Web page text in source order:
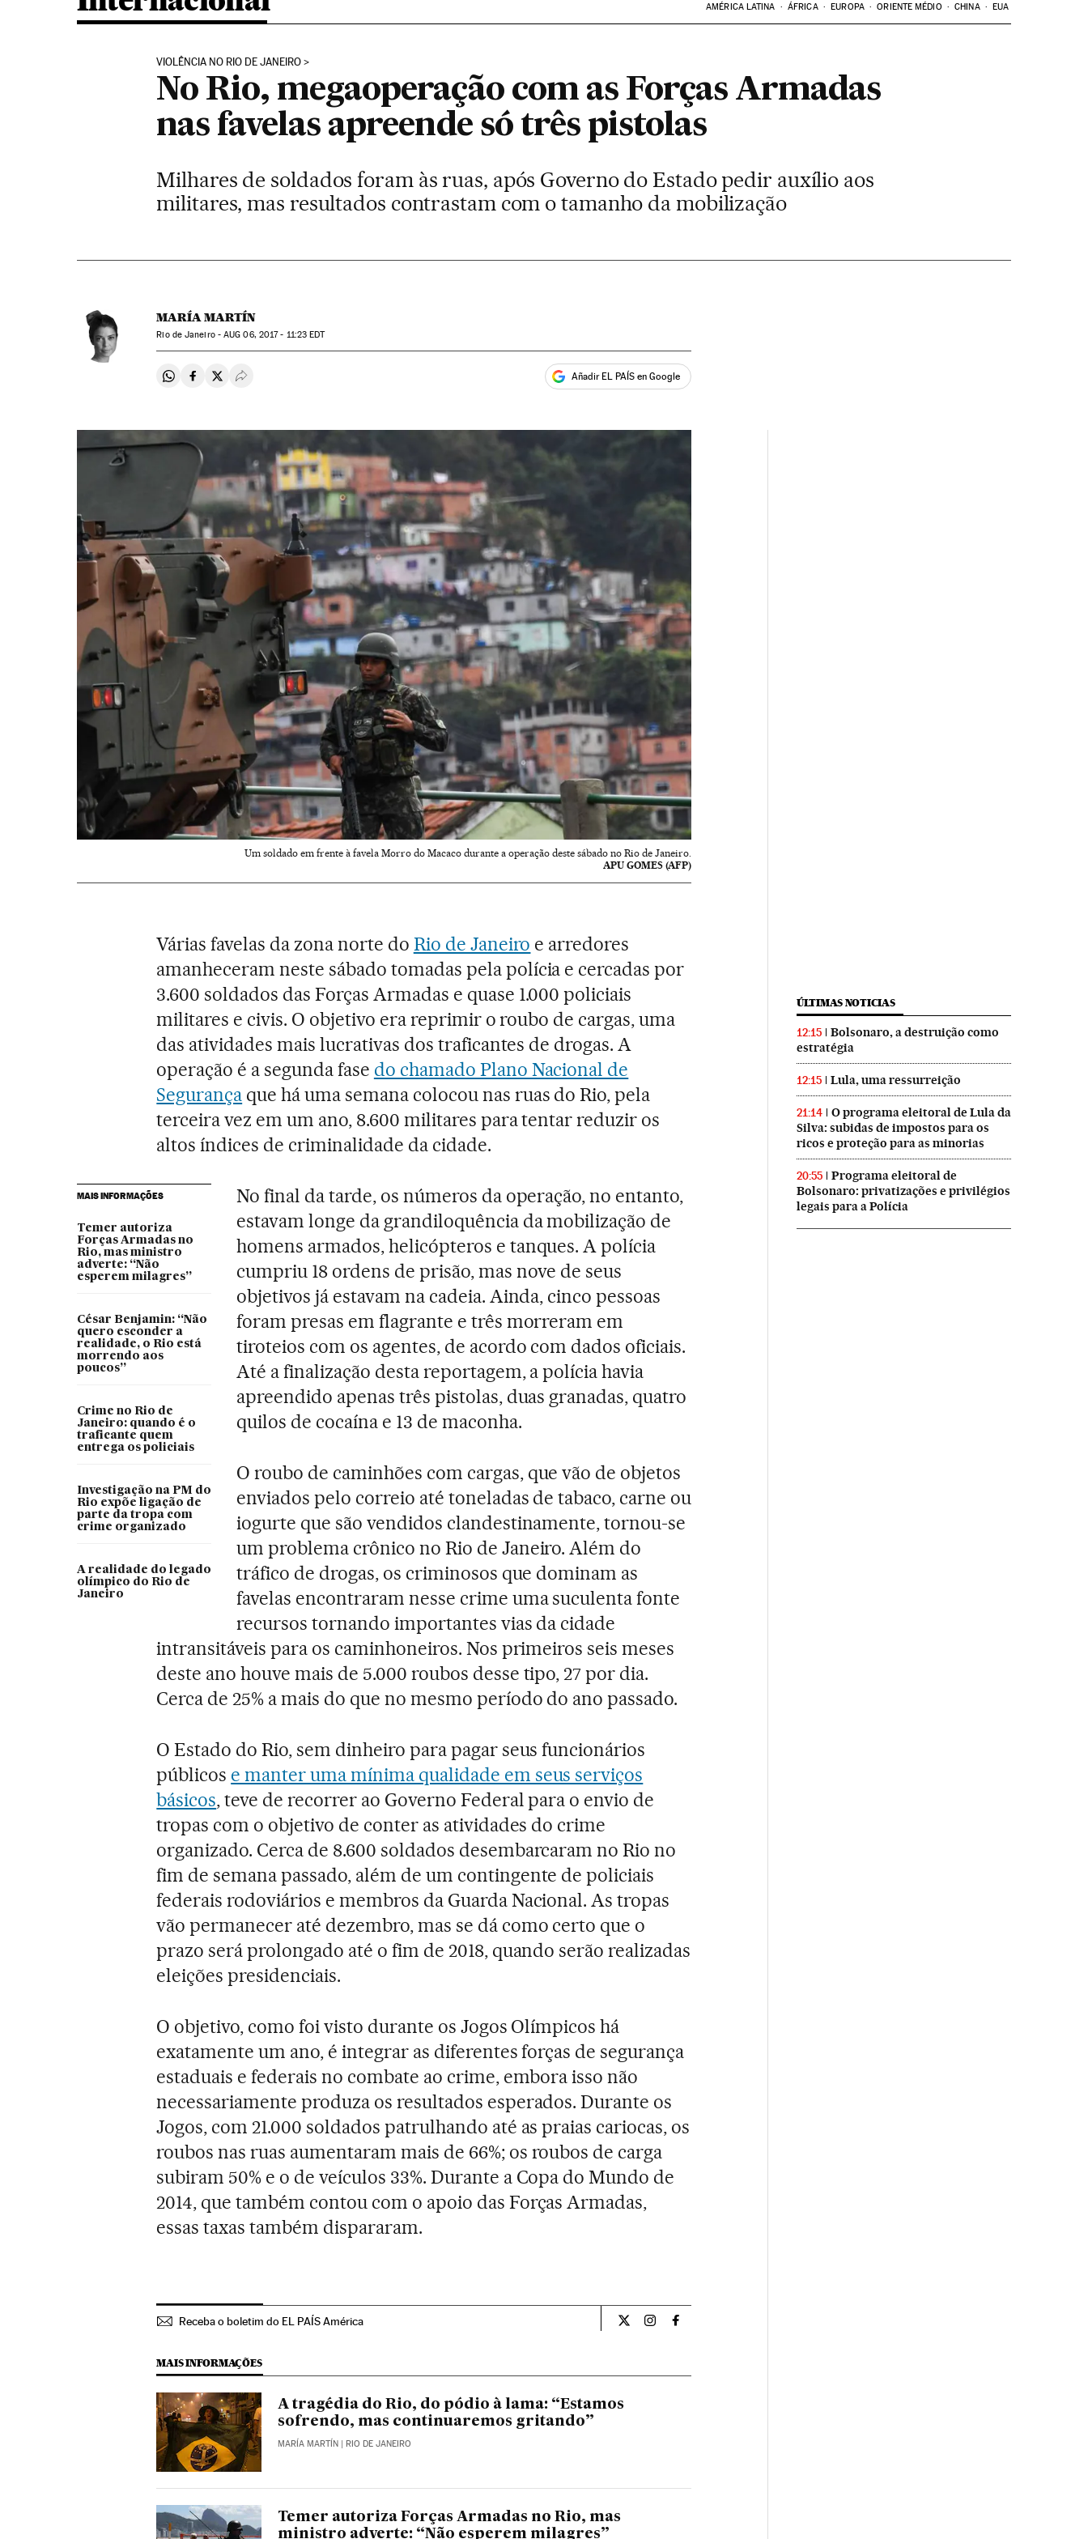
AMÉRICA LATINA ÁFRICA EUROPA ORIENTE MÉDIO CHINA EUA
VIOLÊNCIA NO RIO DE JANEIRO
No Rio, megaoperação com as Forças Armadas
nas favelas apreende só três pistolas
Milhares de soldados foram às ruas, após Governo do Estado pedir auxílio aos
militares, mas resultados contrastam com o tamanho da mobilização
MARÍA MARTÍN
Rio de Janeiro -AUG 06, 2017 - 11:23 EDT
Compartir en Whatsapp
Compartir en Facebook
Compartir en Twitter
Desplegar Redes Sociales Añadir EL PAÍS en Google
Um soldado em frente à favela Morro do Macaco durante a operação deste sábado no Rio de Janeiro.
APU GOMES (AFP)
Várias favelas da zona norte do Rio de Janeiro e arredores
amanheceram neste sábado tomadas pela polícia e cercadas por
3.600 soldados das Forças Armadas e quase 1.000 policiais
militares e civis. O objetivo era reprimir o roubo de cargas, uma
das atividades mais lucrativas dos traficantes de drogas. A
operação é a segunda fase do chamado Plano Nacional de
Segurança que há uma semana colocou nas ruas do Rio, pela
terceira vez em um ano, 8.600 militares para tentar reduzir os
altos índices de criminalidade da cidade.
MAIS INFORMAÇÕES
Temer autoriza
Forças Armadas no
Rio, mas ministro
adverte: “Não
esperem milagres”
César Benjamin: “Não
quero esconder a
realidade, o Rio está
morrendo aos
poucos”
Crime no Rio de
Janeiro: quando é o
traficante quem
entrega os policiais
Investigação na PM do
Rio expõe ligação de
parte da tropa com
crime organizado
A realidade do legado
olímpico do Rio de
Janeiro
No final da tarde, os números da operação, no entanto,
estavam longe da grandiloquência da mobilização de
homens armados, helicópteros e tanques. A polícia
cumpriu 18 ordens de prisão, mas nove de seus
objetivos já estavam na cadeia. Ainda, cinco pessoas
foram presas em flagrante e três morreram em
tiroteios com os agentes, de acordo com dados oficiais.
Até a finalização desta reportagem, a polícia havia
apreendido apenas três pistolas, duas granadas, quatro
quilos de cocaína e 13 de maconha.
O roubo de caminhões com cargas, que vão de objetos
enviados pelo correio até toneladas de tabaco, carne ou
iogurte que são vendidos clandestinamente, tornou-se
um problema crônico no Rio de Janeiro. Além do
tráfico de drogas, os criminosos que dominam as
favelas encontraram nesse crime uma suculenta fonte
recursos tornando importantes vias da cidade
intransitáveis para os caminhoneiros. Nos primeiros seis meses
deste ano houve mais de 5.000 roubos desse tipo, 27 por dia.
Cerca de 25% a mais do que no mesmo período do ano passado.
O Estado do Rio, sem dinheiro para pagar seus funcionários
públicos e manter uma mínima qualidade em seus serviços
básicos, teve de recorrer ao Governo Federal para o envio de
tropas com o objetivo de conter as atividades do crime
organizado. Cerca de 8.600 soldados desembarcaram no Rio no
fim de semana passado, além de um contingente de policiais
federais rodoviários e membros da Guarda Nacional. As tropas
vão permanecer até dezembro, mas se dá como certo que o
prazo será prolongado até o fim de 2018, quando serão realizadas
eleições presidenciais.
O objetivo, como foi visto durante os Jogos Olímpicos há
exatamente um ano, é integrar as diferentes forças de segurança
estaduais e federais no combate ao crime, embora isso não
necessariamente produza os resultados esperados. Durante os
Jogos, com 21.000 soldados patrulhando até as praias cariocas, os
roubos nas ruas aumentaram mais de 66%; os roubos de carga
subiram 50% e o de veículos 33%. Durante a Copa do Mundo de
2014, que também contou com o apoio das Forças Armadas,
essas taxas também dispararam.
Receba o boletim do EL PAÍS América Internacional El País Brasil en Twitter
Internacional El País Brasil en Instagram
Internacional El País Brasil en Facebook
MAIS INFORMAÇÕES
A tragédia do Rio, do pódio à lama: “Estamos
sofrendo, mas continuaremos gritando”
MARÍA MARTÍN | RIO DE JANEIRO
Temer autoriza Forças Armadas no Rio, mas
ministro adverte: “Não esperem milagres”
ÚLTIMAS NOTICIAS
12:15
Bolsonaro, a destruição como
estratégia
12:15 Lula, uma ressurreição
21:14
O programa eleitoral de Lula da
Silva: subidas de impostos para os
ricos e proteção para as minorias
20:55
Programa eleitoral de
Bolsonaro: privatizações e privilégios
legais para a Polícia